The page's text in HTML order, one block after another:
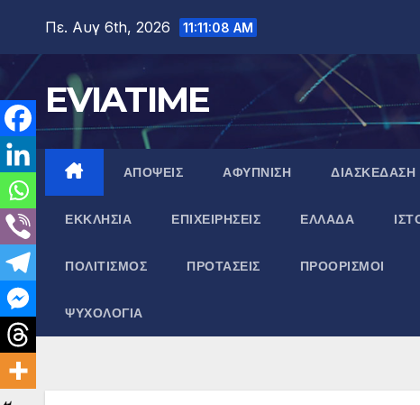
περιεχόμενο
Πε. Αυγ 6th, 2026 11:11:09 AM
EVIATIME
ΑΠΟΨΕΙΣ ΑΦΥΠΝΙΣΗ ΔΙΑΣΚΕΔΑΣΗ
ΕΚΚΛΗΣΙΑ ΕΠΙΧΕΙΡΗΣΕΙΣ ΕΛΛΑΔΑ
ΠΟΛΙΤΙΣΜΟΣ ΠΡΟΤΑΣΕΙΣ ΠΡΟΟΡΙΣΜΟΙ
ΨΥΧΟΛΟΓΙΑ